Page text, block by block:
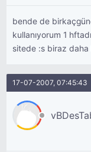
bende de
kullanıyorum 1
sitede :s biraz daha
17-07-2007, 07:45:43